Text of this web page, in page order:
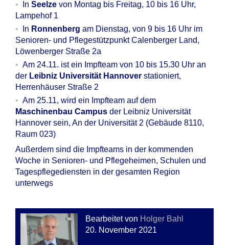
In Seelze von Montag bis Freitag, 10 bis 16 Uhr,
Lampehof 1
In Ronnenberg am Dienstag, von 9 bis 16 Uhr im
Senioren- und Pflegestützpunkt Calenberger Land,
Löwenberger Straße 2a
Am 24.11. ist ein Impfteam von 10 bis 15.30 Uhr an
der Leibniz Universität Hannover stationiert,
Herrenhäuser Straße 2
Am 25.11, wird ein Impfteam auf dem
Maschinenbau Campus der Leibniz Universität
Hannover sein, An der Universität 2 (Gebäude 8110,
Raum 023)
Außerdem sind die Impfteams in der kommenden
Woche in Senioren- und Pflegeheimen, Schulen und
Tagespflegediensten in der gesamten Region
unterwegs
Bearbeitet von Holger Bahl
20. November 2021